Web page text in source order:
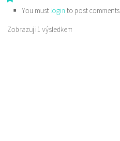
You must login to post comments
Zobrazuji 1 výsledkem